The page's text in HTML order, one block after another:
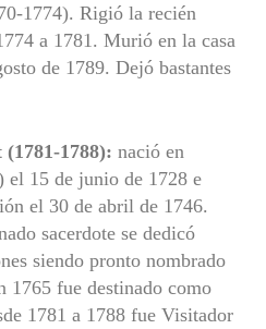
1774). Rigió la recién
a 1781. Murió en la casa
de 1789. Dejó bastantes
1788): nació en
el 15 de junio de 1728 e
el 30 de abril de 1746.
sacerdote se dedicó
siendo pronto nombrado
1765 fue destinado como
1781 a 1788 fue Visitador